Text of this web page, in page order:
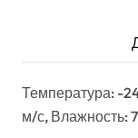
Температура: -
м/с, Влажность: